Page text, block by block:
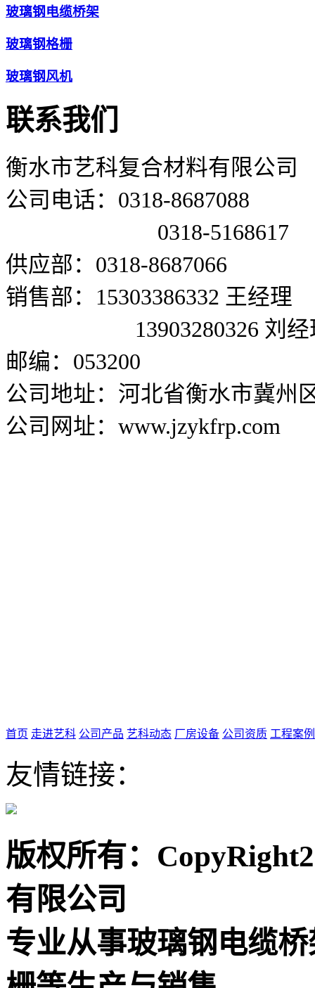
玻璃钢电缆桥架
玻璃钢格栅
玻璃钢风机
联系我们
衡水市艺科复合材料有限公司
公司电话：0318-8687088
0318-5168617
供应部：0318-8687066
销售部：15303386332 王经理
13903280326 刘经
邮编：053200
公司地址：河北省衡水市冀州
公司网址：www.jzykfrp.com
首页 走进艺科 公司产品 艺科动态 厂房设备 公司资质 工程案例
友情链接：
版权所有：
有限公司
专业从事玻璃钢电缆